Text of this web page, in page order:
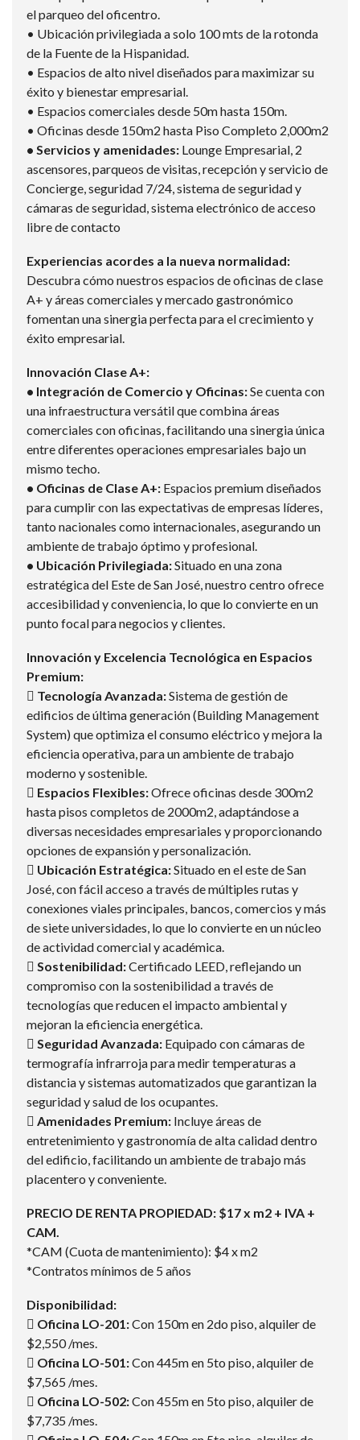
el parqueo del oficentro.
• Ubicación privilegiada a solo 100 mts de la rotonda
de la Fuente de la Hispanidad.
• Espacios de alto nivel diseñados para maximizar su
éxito y bienestar empresarial.
• Espacios comerciales desde 50m hasta 150m.
• Oficinas desde 150m2 hasta Piso Completo 2,000m2
• Servicios y amenidades: Lounge Empresarial, 2
ascensores, parqueos de visitas, recepción y servicio de
Concierge, seguridad 7/24, sistema de seguridad y
cámaras de seguridad, sistema electrónico de acceso
libre de contacto
Experiencias acordes a la nueva normalidad:
Descubra cómo nuestros espacios de oficinas de clase
A+ y áreas comerciales y mercado gastronómico
fomentan una sinergia perfecta para el crecimiento y
éxito empresarial.
Innovación Clase A+:
• Integración de Comercio y Oficinas:Se cuenta con
una infraestructura versátil que combina áreas
comerciales con oficinas, facilitando una sinergia única
entre diferentes operaciones empresariales bajo un
mismo techo.
• Oficinas de Clase A+: Espacios premium diseñados
para cumplir con las expectativas de empresas líderes,
tanto nacionales como internacionales, asegurando un
ambiente de trabajo óptimo y profesional.
• Ubicación Privilegiada:Situado en una zona
estratégica del Este de San José, nuestro centro ofrece
accesibilidad y conveniencia, lo que lo convierte en un
punto focal para negocios y clientes.
Innovación y Excelencia Tecnológica en Espacios
Premium:
 Tecnología Avanzada:Sistema de gestión de
edificios de última generación (Building Management
System) que optimiza el consumo eléctrico y mejora la
eficiencia operativa, para un ambiente de trabajo
moderno y sostenible.
 Espacios Flexibles:Ofrece oficinas desde 300m2
hasta pisos completos de 2000m2, adaptándose a
diversas necesidades empresariales y proporcionando
opciones de expansión y personalización.
 Ubicación Estratégica:Situado en el este de San
José, con fácil acceso a través de múltiples rutas y
conexiones viales principales, bancos, comercios y más
de siete universidades, lo que lo convierte en un núcleo
de actividad comercial y académica.
 Sostenibilidad:Certificado LEED, reflejando un
compromiso con la sostenibilidad a través de
tecnologías que reducen el impacto ambiental y
mejoran la eficiencia energética.
 Seguridad Avanzada: Equipado con cámaras de
termografía infrarroja para medir temperaturas a
distancia y sistemas automatizados que garantizan la
seguridad y salud de los ocupantes.
 Amenidades Premium: Incluye áreas de
entretenimiento y gastronomía de alta calidad dentro
del edificio, facilitando un ambiente de trabajo más
placentero y conveniente.
PRECIO DE RENTA PROPIEDAD: $17 x m2 + IVA +
CAM.
*CAM (Cuota de mantenimiento): $4 x m2
*Contratos mínimos de 5 años
Disponibilidad:
 Oficina LO-201:Con 150m en 2do piso, alquiler de
$2,550 /mes.
 Oficina LO-501:Con 445m en 5to piso, alquiler de
$7,565 /mes.
 Oficina LO-502:Con 455m en 5to piso, alquiler de
$7,735 /mes.